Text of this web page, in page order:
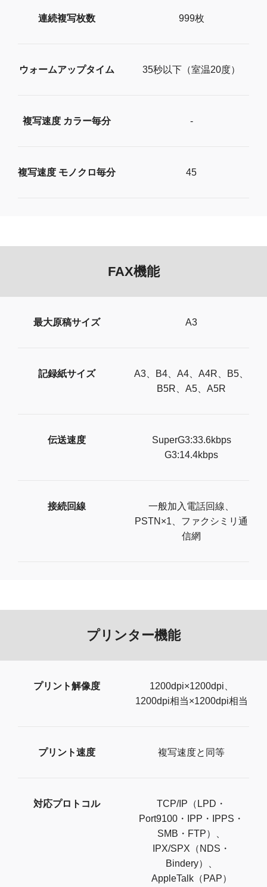
連続複写枚数 999枚
ウォームアップタイム 35秒以下（室温20度）
複写速度 カラー毎分 -
複写速度 モノクロ毎分 45
FAX機能
最大原稿サイズ A3
記録紙サイズ
A3、B4、A4、A4R、B5、
B5R、A5、A5R
伝送速度
SuperG3:33.6kbps
G3:14.4kbps
接続回線
一般加入電話回線、
PSTN×1、ファクシミリ通
信網
プリンター機能
プリント解像度
1200dpi×1200dpi、
1200dpi相当×1200dpi相当
プリント速度 複写速度と同等
対応プロトコル
TCP/IP（LPD・
Port9100・IPP・IPPS・
SMB・FTP）、
IPX/SPX（NDS・
Bindery）、
AppleTalk（PAP）